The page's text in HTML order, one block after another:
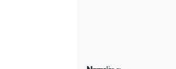
Integrationsichtbar. Die